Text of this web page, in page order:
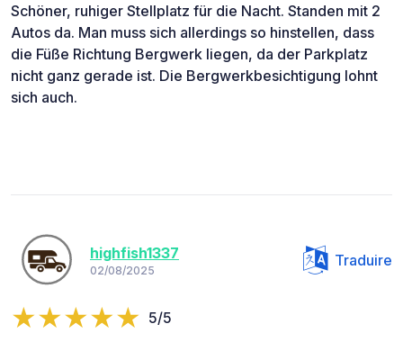
Schöner, ruhiger Stellplatz für die Nacht. Standen mit 2
Autos da. Man muss sich allerdings so hinstellen, dass
die Füße Richtung Bergwerk liegen, da der Parkplatz
nicht ganz gerade ist. Die Bergwerkbesichtigung lohnt
sich auch.
highfish1337
02/08/2025
Traduire
5/5